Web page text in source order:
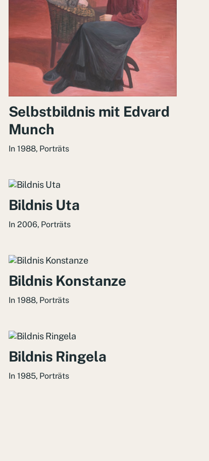
Selbstbildnis mit Edvard
Munch
In1988, Porträts
Bildnis Uta
In2006, Porträts
Bildnis Konstanze
In1988, Porträts
Bildnis Ringela
In1985, Porträts